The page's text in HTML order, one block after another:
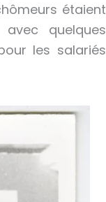
étaient
quelques
les salariés